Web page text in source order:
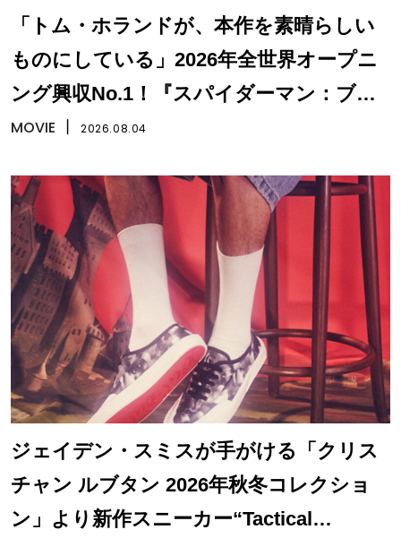
「トム・ホランドが、本作を素晴らしい
ものにしている」2026年全世界オープニ
ング興収No.1！『スパイダーマン：ブラ
ンド・ニュー・デイ』
MOVIE 2026.08.04
ジェイデン・スミスが手がける「クリス
チャン ルブタン 2026年秋冬コレクショ
ン」より新作スニーカー“Tactical